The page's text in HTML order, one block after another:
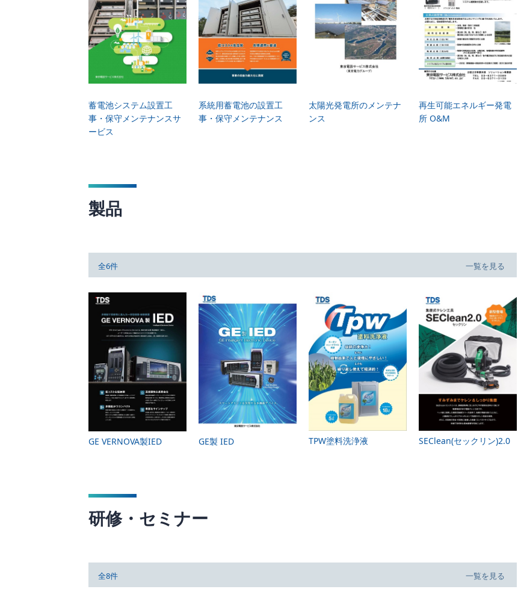
蓄電池システム設置工
事・保守メンテナンスサ
ービス
系統用蓄電池の設置工
事・保守メンテナンス
太陽光発電所のメンテナ
ンス
再生可能エネルギー発電
所 O&M
製品
全6件 一覧を見る
GE VERNOVA製IED GE製 IED TPW塗料洗浄液 SEClean(セックリン)2.0
研修・セミナー
全8件 一覧を見る